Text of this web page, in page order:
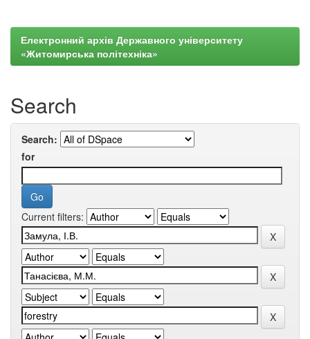
Електронний архів Державного університету
«Житомирська політехніка»
Search
Search:
for
Current filters: